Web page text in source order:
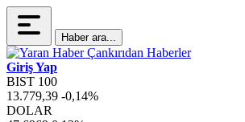
Haber ara...
Giriş Yap
BIST 100
13.779,39 -0,14%
DOLAR